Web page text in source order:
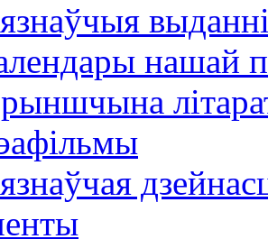
нашай